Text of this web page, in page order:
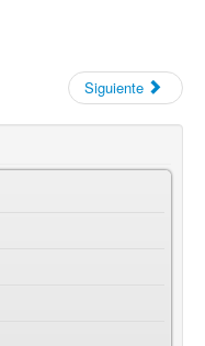
Siguiente